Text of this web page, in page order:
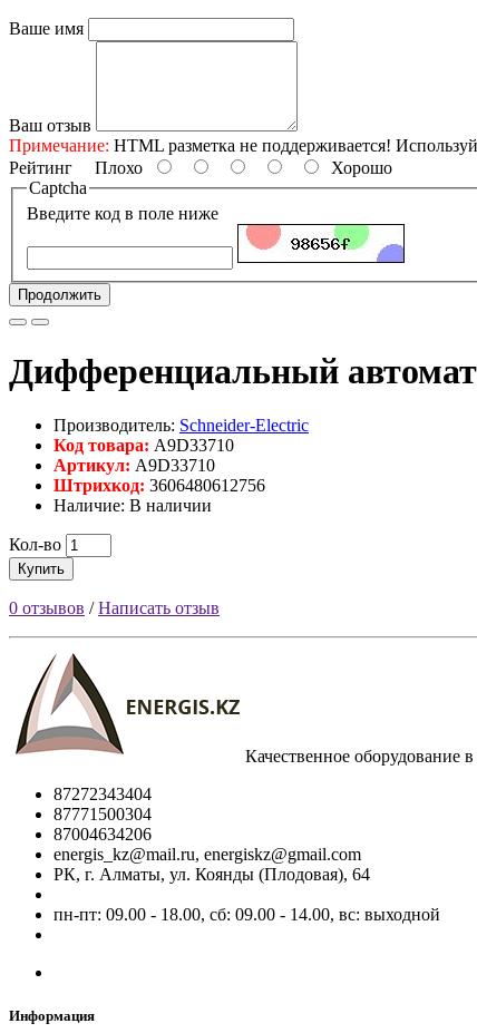
Ваше имя
Ваш отзыв
Примечание: HTML разметка не поддерживается!
Рейтинг Плохо
Хорошо
Captcha
Введите код в поле ниже
Продолжить
Дифференциальный
Производитель: Schneider-Electric
Код товара: A9D33710
Артикул: A9D33710
Штрихкод: 3606480612756
Наличие: В наличии
Кол-во
Купить
0 отзывов /Написать отзыв
Качественное оборудование
87272343404
87771500304
87004634206
energis_kz@mail.ru, energiskz@gmail.com
РК, г. Алматы, ул. Коянды (Плодовая), 64
пн-пт: 09.00 - 18.00, сб: 09.00 - 14.00, вс: выходной
Информация